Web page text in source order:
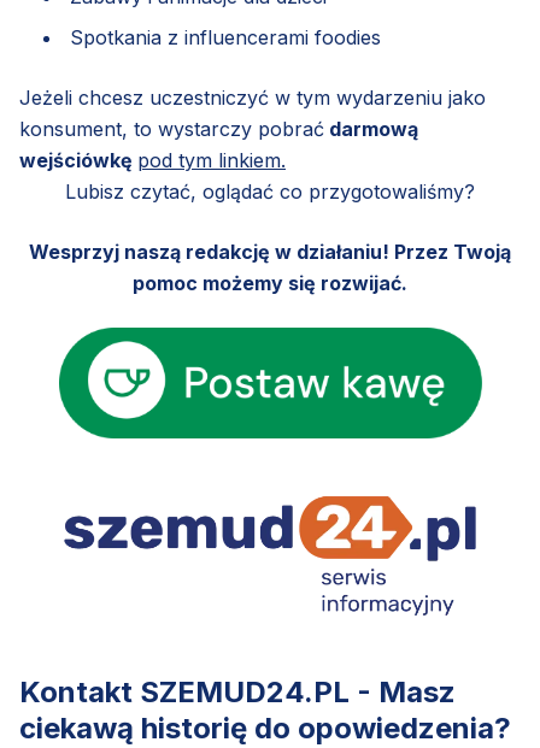
Spotkania z influencerami foodies
Jeżeli chcesz uczestniczyć w tym wydarzeniu jako
konsument, to wystarczy pobrać darmową
wejściówkę pod tym linkiem.
Lubisz czytać, oglądać co przygotowaliśmy?
Wesprzyj naszą redakcję w działaniu! Przez Twoją
pomoc możemy się rozwijać.
Kontakt SZEMUD24.PL - Masz
ciekawą historię do opowiedzenia?